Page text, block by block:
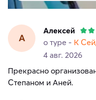
А
Алексей
о туре - К
4 авг. 2026
Прекрасно
Степаном и Аней.